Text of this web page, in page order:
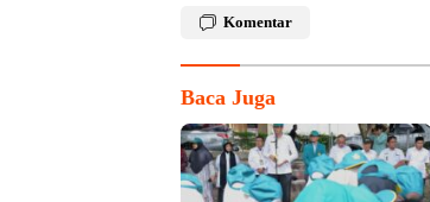
Komentar
Baca Juga